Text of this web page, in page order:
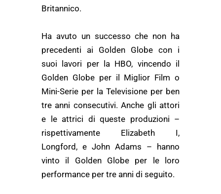
Britannico.
Ha avuto un successo che non ha
precedenti ai Golden Globe con i
suoi lavori per la HBO, vincendo il
Golden Globe per il Miglior Film o
Mini-Serie per la Televisione per ben
tre anni consecutivi. Anche gli attori
e le attrici di queste produzioni –
rispettivamente Elizabeth I,
Longford, e John Adams – hanno
vinto il Golden Globe per le loro
performance per tre anni di seguito.